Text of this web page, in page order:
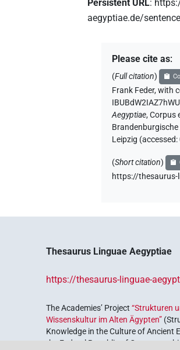
Persistent URL:
aegyptiae.de/
Please cite as:
(Full citation)
Frank Feder,with
Aegyptiae,Corpus
Leipzig (accessed:
(Short citation)
https://thesaurus-
Thesaurus Linguae Aegyptiae
https://thesaurus-linguae-
The Academies’ Project“Strukturen
Wissenskultur im Alten Ägypten”
Knowledge in the Culture of Ancient
the Federal Republic of Germany,